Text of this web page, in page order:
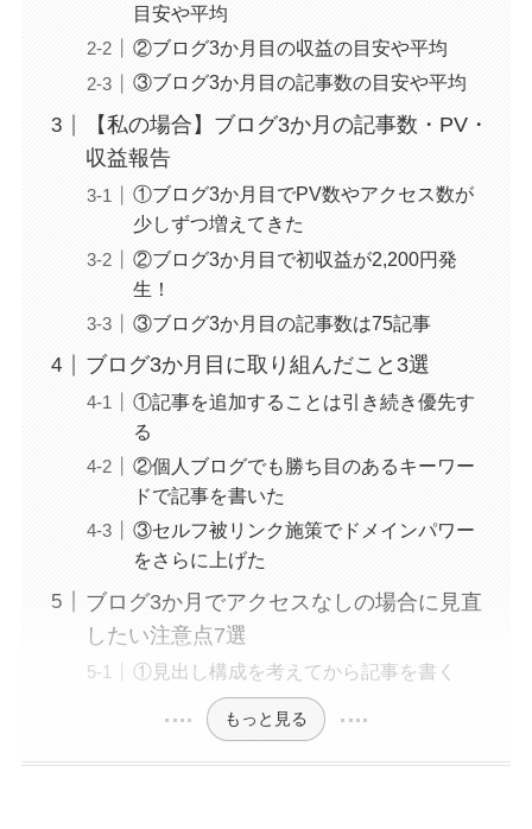
目安や平均
②ブログ3か月目の収益の目安や平均
③ブログ3か月目の記事数の目安や平均
【私の場合】ブログ3か月の記事数・PV・
収益報告
①ブログ3か月目でPV数やアクセス数が
少しずつ増えてきた
②ブログ3か月目で初収益が2,200円発
生！
③ブログ3か月目の記事数は75記事
ブログ3か月目に取り組んだこと3選
①記事を追加することは引き続き優先す
る
②個人ブログでも勝ち目のあるキーワー
ドで記事を書いた
③セルフ被リンク施策でドメインパワー
をさらに上げた
ブログ3か月でアクセスなしの場合に見直
したい注意点7選
①見出し構成を考えてから記事を書く
もっと見る